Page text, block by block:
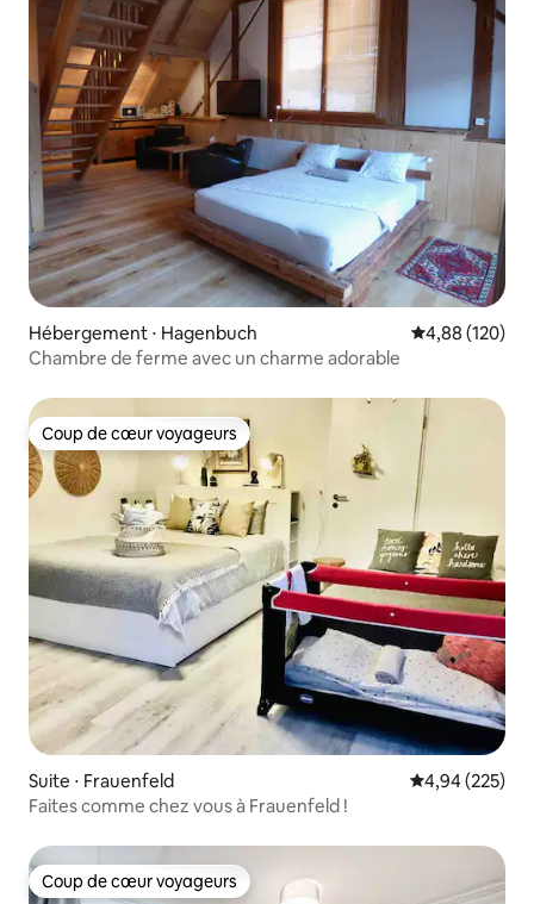
Hébergement ⋅ Hagenbuch Évaluation
4,88 (120)
Chambre de ferme avec un charme adorable
Coup de cœur voyageurs
Coup de cœur voyageurs
Suite ⋅ Frauenfeld Évaluation
4,94 (225)
Faites comme chez vous à Frauenfeld !
Coup de cœur voyageurs
Coup de cœur voyageurs